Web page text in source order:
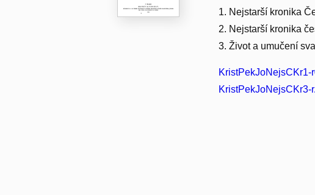
1. Nejstarší kronika
2. Nejstarší kronika
3. Život a umučení
KristPekJoNejsCKr1-
KristPekJoNejsCKr3-